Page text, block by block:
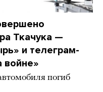
Ткачука —
и телеграм-
войне»
погиб